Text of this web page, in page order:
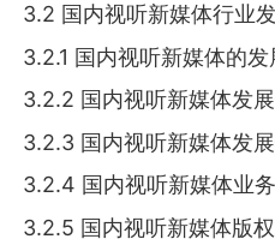
3.2 国内视听新媒体行业
3.2.1 国内视听新媒体的
3.2.2 国内视听新媒体发
3.2.3 国内视听新媒体发
3.2.4 国内视听新媒体业
3.2.5 国内视听新媒体版